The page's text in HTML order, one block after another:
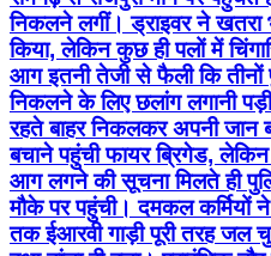
निकलने लगीं। ड्राइवर ने खतरा
किया, लेकिन कुछ ही पलों में
आग इतनी तेजी से फैली कि तीनों
निकलने के लिए छलांग लगानी
रहते बाहर निकलकर अपनी जान
बचाने पहुंची फायर ब्रिगेड,
आग लगने की सूचना मिलते ही
मौके पर पहुंची। दमकल कर्मियों
तक ईआरवी गाड़ी पूरी तरह जल